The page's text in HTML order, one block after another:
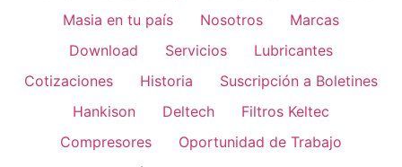
Masia en tu país
Nosotros
Marcas
Download
Servicios
Lubricantes
Cotizaciones
Historia
Suscripción a Boletines
Hankison
Deltech
Filtros Keltec
Compresores
Oportunidad de Trabajo